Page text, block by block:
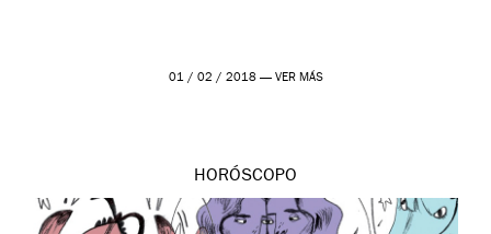
01 / 02 / 2018 — VER MÁS
HORÓSCOPO